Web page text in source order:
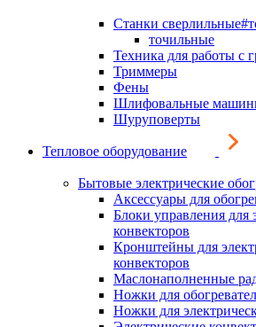
Станки
точильные
Техника для работы с
Триммеры
Фены
Шлифовальные
Шуруповерты
Тепловое оборудование
Бытовые электрические
Аксессуары для
Блоки управления для
конвекторов
Кронштейны для
конвекторов
Маслонаполненные
Ножки для
Ножки для